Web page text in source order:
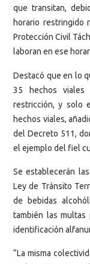
que transitan,
horario restringido
Protección Civil
laboran en ese
Destacó que en lo
35 hechos
restricción, y solo
hechos viales,
del Decreto 511,
el ejemplo del fiel
Se establecerán
Ley de Tránsito
de bebidas
también las
identificación
“La misma